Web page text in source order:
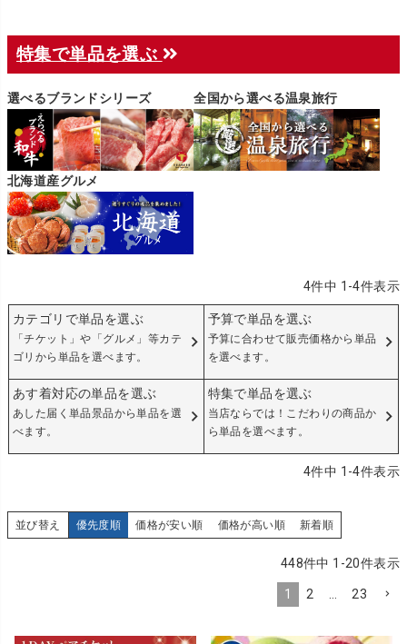
特集で単品を選ぶ
選べるブランドシリーズ 全国から選べる温泉旅行
北海道産グルメ
4件中 1 -4件表示
カテゴリで単品を選ぶ
「チケット」や「グルメ」等カテ
ゴリから単品を選べます。
予算で単品を選ぶ
予算に合わせて販売価格から単品
を選べます。
あす着対応の単品を選ぶ
あした届く単品景品から単品を選
べます。
特集で単品を選ぶ
当店ならでは！こだわりの商品か
ら単品を選べます。
4件中 1 -4件表示
並び替え 優先度順 価格が安い順 価格が高い順 新着順
448件中 1 -20件表示
1 2 23